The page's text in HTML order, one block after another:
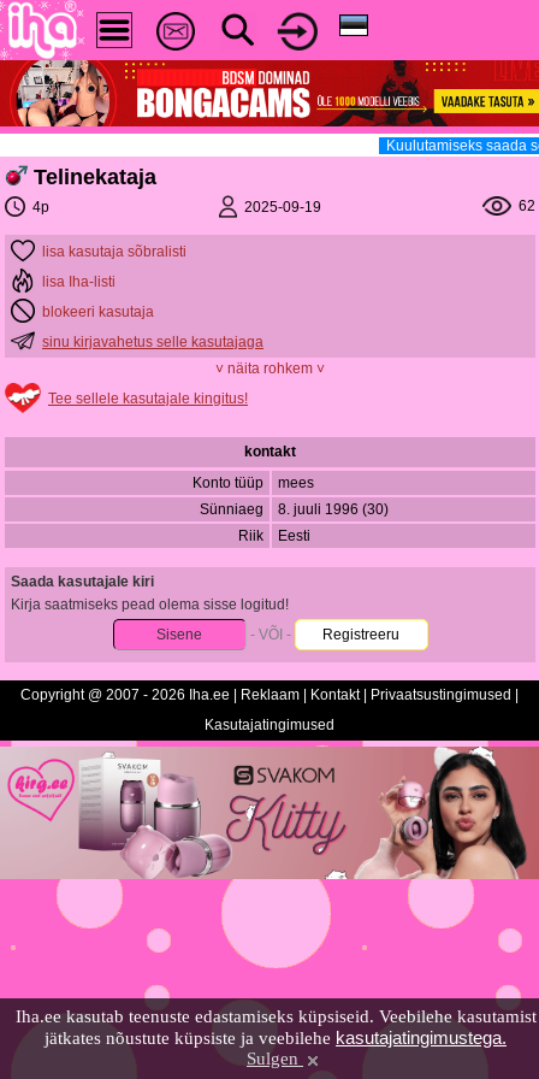
Iha.ee kasutab teenuste edastamiseks küpsiseid. Veebilehe kasutamist
jätkates nõustute küpsiste ja veebilehe kasutajatingimustega.
Sulgen
Kuulutamiseks saada
Telinekataja
4p 2025-09-19 62
lisa kasutaja sõbralisti
lisa Iha-listi
blokeeri kasutaja
sinu kirjavahetus selle kasutajaga
˅ näita rohkem ˅
Tee sellele kasutajale kingitus!
kontakt
Konto tüüp
mees
Sünniaeg
8. juuli 1996 (30)
Riik
Eesti
Saada kasutajale kiri
Kirja saatmiseks pead olema sisse logitud!
Sisene
- VÕI - Registreeru
Copyright @ 2007 - 2026 Iha.ee | Reklaam Kontakt| Privaatsustingimused
Kasutajatingimused